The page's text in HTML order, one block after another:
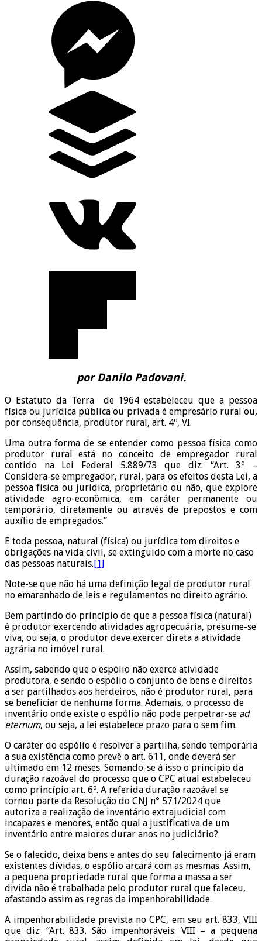
por Danilo Padovani.
O Estatuto da Terra de 1964 estabeleceu que a pessoa
física ou jurídica pública ou privada é empresário rural ou,
por conseqüência, produtor rural, art. 4º, VI.
Uma outra forma de se entender como pessoa física como
produtor rural está no conceito de empregador rural
contido na Lei Federal 5.889/73 que diz: “Art. 3º –
Considera-se empregador, rural, para os efeitos desta Lei, a
pessoa física ou jurídica, proprietário ou não, que explore
atividade agro-econômica, em caráter permanente ou
temporário, diretamente ou através de prepostos e com
auxílio de empregados.”
E toda pessoa, natural (física) ou jurídica tem direitos e
obrigações na vida civil, se extinguido com a morte no caso
das pessoas naturais.[1]
Note-se que não há uma definição legal de produtor rural
no emaranhado de leis e regulamentos no direito agrário.
Bem partindo do princípio de que a pessoa física (natural)
é produtor exercendo atividades agropecuária, presume-se
viva, ou seja, o produtor deve exercer direta a atividade
agrária no imóvel rural.
Assim, sabendo que o espólio não exerce atividade
produtora, e sendo o espólio o conjunto de bens e direitos
a ser partilhados aos herdeiros, não é produtor rural, para
se beneficiar de nenhuma forma. Ademais, o processo de
inventário onde existe o espólio não pode perpetrar-se ad
eternum, ou seja, a lei estabelece prazo para o sem fim.
O caráter do espólio é resolver a partilha, sendo temporária
a sua existência como prevê o art. 611, onde deverá ser
ultimado em 12 meses. Somando-se à isso o princípio da
duração razoável do processo que o CPC atual estabeleceu
como princípio art. 6º. A referida duração razoável se
tornou parte da Resolução do CNJ n° 571/2024 que
autoriza a realização de inventário extrajudicial com
incapazes e menores, então qual a justificativa de um
inventário entre maiores durar anos no judiciário?
Se o falecido, deixa bens e antes do seu falecimento já eram
existentes dívidas, o espólio arcará com as mesmas. Assim,
a pequena propriedade rural que forma a massa a ser
divida não é trabalhada pelo produtor rural que faleceu,
afastando assim as regras da impenhorabilidade.
A impenhorabilidade prevista no CPC, em seu art. 833, VIII
que diz: “Art. 833. São impenhoráveis: VIII – a pequena